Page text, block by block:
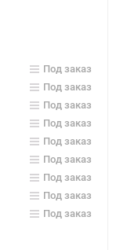
Под заказ
Под заказ
Под заказ
Под заказ
Под заказ
Под заказ
Под заказ
Под заказ
Под заказ